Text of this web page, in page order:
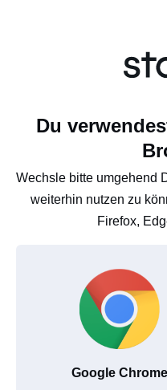
Du
Wechsle bitte umgehend
weiterhin nutzen zu
Firefox,
Google Chrome